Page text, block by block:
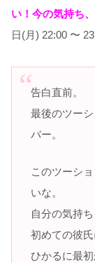
い！今の気持ち
日(月) 22:00 〜
告白直前。
最後のツー
バー。
このツーシ
いな。
自分の気持
初めての彼氏
ひかるに最